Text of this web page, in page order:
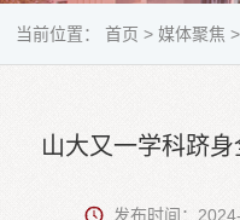
当前位置：首页 > 媒体聚焦 >
山大又一学科跻
发布时间：